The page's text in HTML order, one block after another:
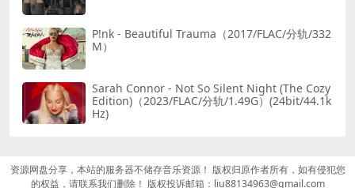
P!nk - Beautiful Trauma（2017/FLAC/分轨/332
M）
Sarah Connor - Not So Silent Night (The Cozy
Edition)（2023/FLAC/分轨/1.49G）(24bit/44.1k
Hz)
资源网盘分享，本站的服务器不储存音乐资源！ 版权归原作者所有，如有侵犯您
的权益，请联系我们删除！ 版权投诉邮箱：liu88134963@gmail.com